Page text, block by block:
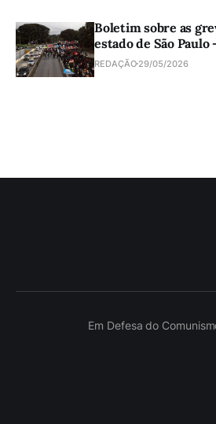
Boletim sobre as
estado de São Paulo
REDAÇÃO 29/05/2026
Em Defesa do